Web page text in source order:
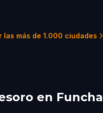
las más de 1.000 ciudades
en